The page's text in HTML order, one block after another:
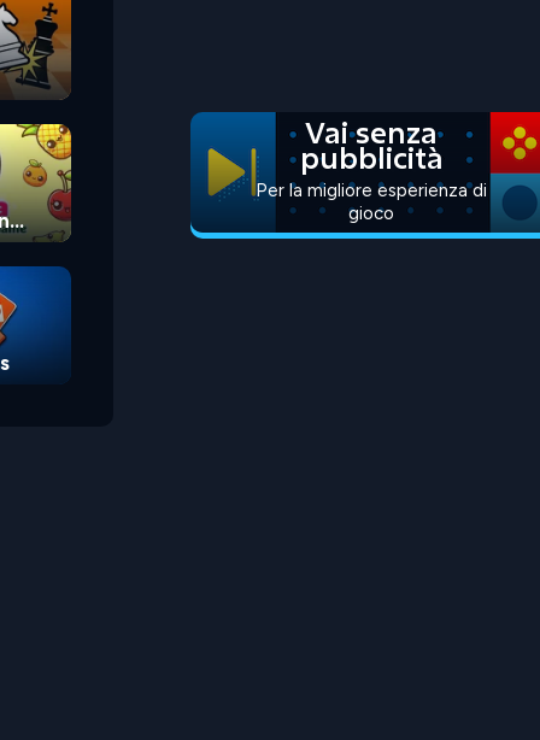
Vai senza
pubblicità
Per la migliore esperienza di
gioco